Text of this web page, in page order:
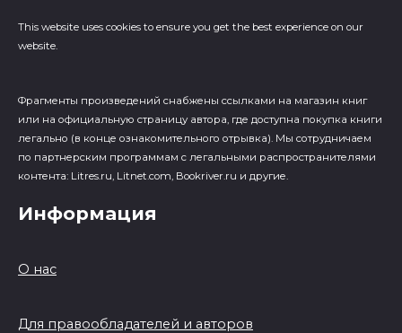
This website uses cookies to ensure you get the best experience on our
website.
Фрагменты произведений cнабжены ссылками на магазин книг
или на официальную страницу автора, где доступна покупка книги
легально (в конце ознакомительного отрывка). Мы сотрудничаем
по партнерским программам с легальными распространителями
контента: Litres.ru, Litnet.com, Bookriver.ru и другие.
Информация
О нас
Для правообладателей и авторов